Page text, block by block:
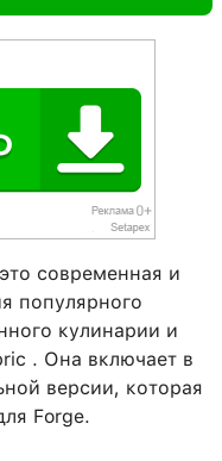
современная и
популярного
кулинарии и
. Она включает в
версии, которая
Forge.